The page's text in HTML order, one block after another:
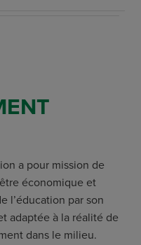
a pour mission de
économique et
l’éducation par son
adaptée à la réalité de
dans le milieu.